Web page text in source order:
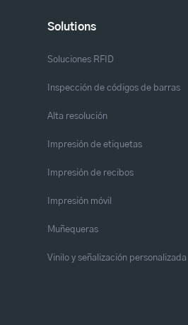
Solutions
Soluciones RFID
Inspección de códigos de barras
Alta resolución
Impresión de etiquetas
Impresión de recibos
Impresión móvil
Muñequeras
Vinilo y señalización personalizada